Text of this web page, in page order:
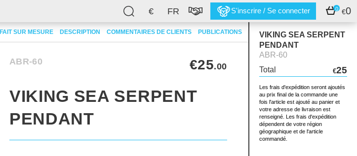
€ FR S'inscrire / Se connecter 0 €0
FAIT SUR MESURE DESCRIPTION COMMENTAIRES DE CLIENTS PUBLICATIONS
VIKING SEA SERPENT
PENDANT
ABR-60
Total
€25
Les frais d'expédition seront ajoutés
au prix final de la commande une
fois l'article est ajouté au panier et
votre adresse de livraison est
renseigné. Les frais d'expédition
dépendent de votre région
géographique et de l'article
commandé.
ABR-60 €25.00
VIKING SEA SERPENT
PENDANT